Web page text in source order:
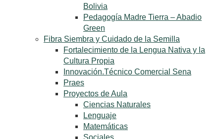
Bolivia
Pedagogía Madre Tierra – Abadio
Green
Fibra Siembra y Cuidado de la Semilla
Fortalecimiento de la Lengua Nativa y la
Cultura Propia
Innovación.Técnico Comercial Sena
Praes
Proyectos de Aula
Ciencias Naturales
Lenguaje
Matemáticas
Sociales